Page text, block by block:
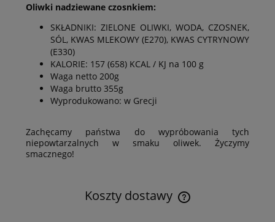
Oliwki nadziewane czosnkiem:
SKŁADNIKI: ZIELONE OLIWKI, WODA, CZOSNEK,
SÓL, KWAS MLEKOWY (E270), KWAS CYTRYNOWY
(E330)
KALORIE: 157 (658) KCAL / KJ na 100 g
Waga netto 200g
Waga brutto 355g
Wyprodukowano: w Grecji
Zachęcamy państwa do wypróbowania tych
niepowtarzalnych w smaku oliwek. Życzymy
smacznego!
Koszty dostawy
Cena nie zawiera ewentualnych kosztów płatności